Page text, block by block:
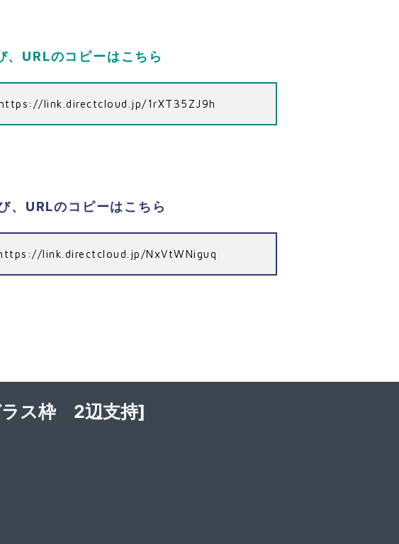
URLのコピーはこちら
link.directcloud.jp/1rXT35ZJ9h
、URLのコピーはこちら
link.directcloud.jp/NxVtWNiguq
ラス枠 2辺支持]